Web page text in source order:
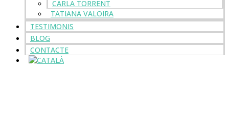
CARLA TORRENT
TATIANA VALOIRA
TESTIMONIS
BLOG
CONTACTE